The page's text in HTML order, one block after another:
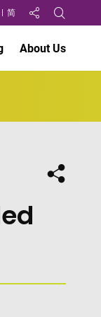
简
Share toOpen
About Us